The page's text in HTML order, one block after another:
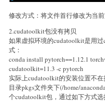
修改方式：将文件首行修改为当
2.cudatoolkit包没有拷贝
如果虚拟环境的cudatoolkit是用
式：
conda install pytorch==1.12.1
cudatoolkit=11.3 -c pytorch
实际上cudatoolkit的安装位置不
目录pkgs文件夹下(/home/
个cudatoolkit包，通过如下方式选